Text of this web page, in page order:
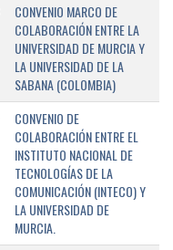
CONVENIO MARCO DE
COLABORACIÓN ENTRE LA
UNIVERSIDAD DE MURCIA Y
LA UNIVERSIDAD DE LA
SABANA (COLOMBIA)
CONVENIO DE
COLABORACIÓN ENTRE EL
INSTITUTO NACIONAL DE
TECNOLOGÍAS DE LA
COMUNICACIÓN (INTECO) Y
LA UNIVERSIDAD DE
MURCIA.